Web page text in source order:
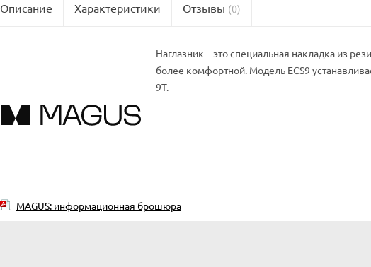
Описание Характеристики Отзывы (0)
Наглазник – это специальная накладка из
более комфортной. Модель ECS9
9T.
MAGUS: информационная брошюра